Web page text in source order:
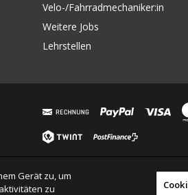
Velo-/Fahrradmechaniker:in
Weitere Jobs
Lehrstellen
Gerät zu, um
zu